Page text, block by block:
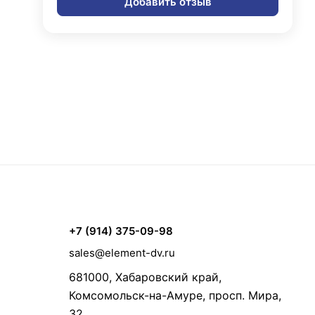
+7 (914) 375-09-98
sales@element-dv.ru
681000, Хабаровский край,
Комсомольск-на-Амуре, просп. Мира,